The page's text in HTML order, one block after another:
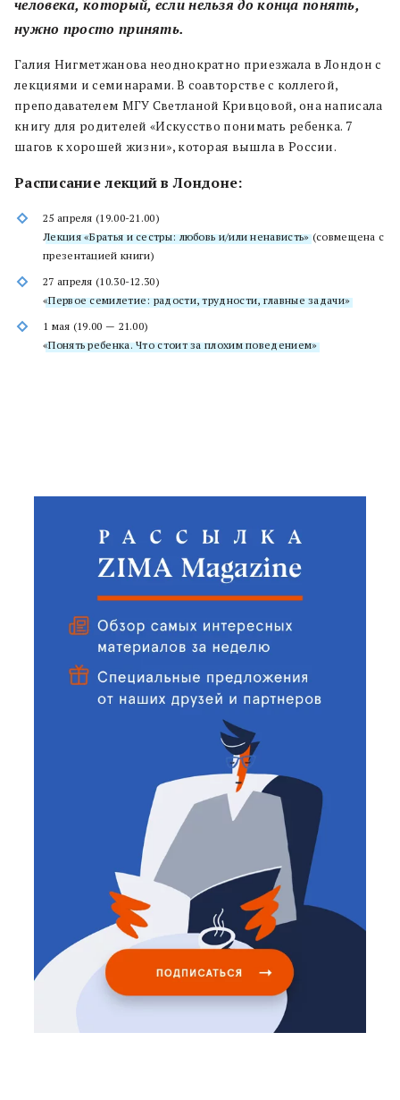
человека, который, если нельзя до конца понять,
нужно просто принять.
Галия Нигметжанова неоднократно приезжала в Лондон с
лекциями и семинарами. В соавторстве с коллегой,
преподавателем МГУ Светланой Кривцовой, она написала
книгу для родителей «Искусство понимать ребенка. 7
шагов к хорошей жизни», которая вышла в России.
Расписание лекций в Лондоне:
25 апреля (19.00-21.00)
Лекция «Братья и сестры: любовь и/или ненависть»(совмещена с
презентацией книги)
27 апреля (10.30-12.30)
«Первое семилетие: радости, трудности, главные задачи»
1 мая (19.00 — 21.00)
«Понять ребенка. Что стоит за плохим поведением»